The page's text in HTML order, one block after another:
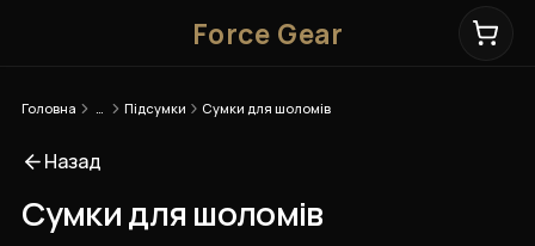
Force Gear
Головна Підсумки Сумки для шоломів
Назад
Сумки для шоломів